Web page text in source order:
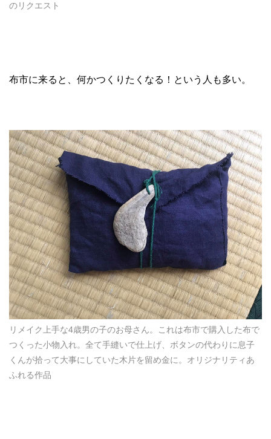
のリクエスト
布市に来ると、何かつくりたくなる！という人も多い。
リメイク上手な4歳男の子のお母さん。これは布市で購入した布で
つくった小物入れ。全て手縫いで仕上げ、ボタンの代わりに息子
くんが拾って大事にしていた木片を留め金に。オリジナリティあ
ふれる作品